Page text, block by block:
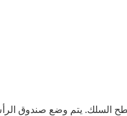
السلك. يتم وضع صندوق